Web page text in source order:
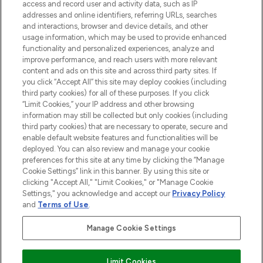
55€ d'achat.
Consentement aux cookies
Do Not Sell or Share My Personal
Information
AIDE ET INFORMATIONS
INFORMATIONS GÉNÉRALES
À PROPOS DE LOOKFANTASTIC
Payer en toute sécurité avec
access and record user and activity data, such as IP
addresses and online identifiers, referring URLs, searches
and interactions, browser and device details, and other
usage information, which may be used to provide enhanced
functionality and personalized experiences, analyze and
improve performance, and reach users with more relevant
content and ads on this site and across third party sites. If
you click “Accept All” this site may deploy cookies (including
third party cookies) for all of these purposes. If you click
“Limit Cookies,” your IP address and other browsing
information may still be collected but only cookies (including
third party cookies) that are necessary to operate, secure and
enable default website features and functionalities will be
deployed. You can also review and manage your cookie
preferences for this site at any time by clicking the “Manage
Cookie Settings” link in this banner. By using this site or
clicking "Accept All," "Limit Cookies," or "Manage Cookie
Settings," you acknowledge and accept our Privacy Policy
and Terms of Use.
Manage Cookie Settings